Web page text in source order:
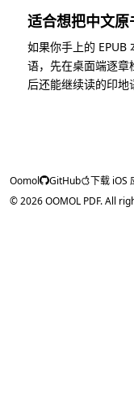
适合想把中文
如果你手上的 EPUB
语，先在桌面端逐章
后还能继续读的印地
Oomol GitHub 下载 iOS
© 2026 OOMOL PDF. All